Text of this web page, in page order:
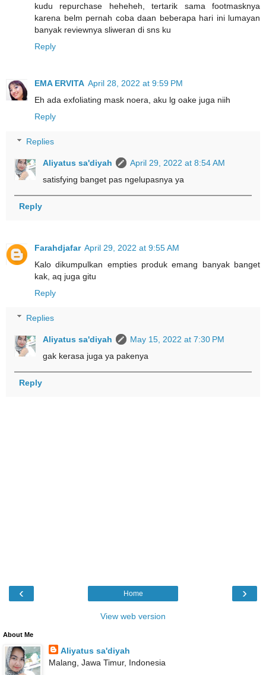
kudu repurchase heheheh, tertarik sama footmasknya
karena belm pernah coba daan beberapa hari ini lumayan
banyak reviewnya sliweran di sns ku
Reply
EMA ERVITA April 28, 2022 at 9:59 PM
Eh ada exfoliating mask noera, aku lg oake juga niih
Reply
Replies
Aliyatus sa'diyah
April 29, 2022 at 8:54 AM
satisfying banget pas ngelupasnya ya
Reply
Farahdjafar April 29, 2022 at 9:55 AM
Kalo dikumpulkan empties produk emang banyak banget
kak, aq juga gitu
Reply
Replies
Aliyatus sa'diyah
May 15, 2022 at 7:30 PM
gak kerasa juga ya pakenya
Reply
‹ ›
Home
View web version
About Me
Aliyatus sa'diyah
Malang, Jawa Timur, Indonesia